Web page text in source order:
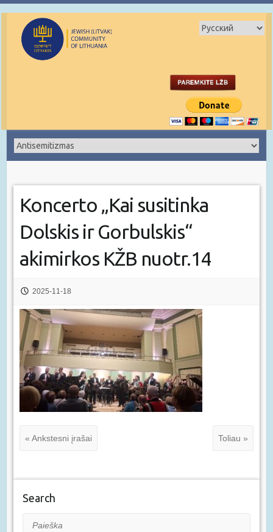
Koncerto „Kai susitinka
Dolskis ir Gorbulskis“
akimirkos KŽB nuotr.14
2025-11-18
« Ankstesni įrašai Toliau »
Search
Paieška